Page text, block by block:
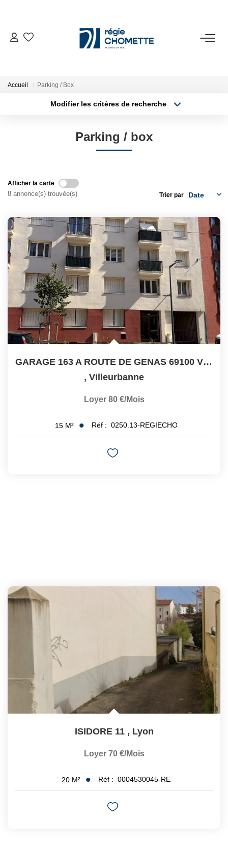
ACHETER
SYNDIC
CONTACT
Accueil Parking / Box
Modifier les critères de recherche
Créer une alerte
Parking / box
Afficher la carte
8 annonce(s) trouvée(s) Trier par
GARAGE 163 A ROUTE DE GENAS 69100 VILLEURBANNE
, Villeurbanne
Loyer 80 €/mois
15 M² Réf : 0250.13-REGIECHO
ISIDORE 11 , Lyon
Loyer 70 €/mois
20 M² Réf : 0004530045-RE